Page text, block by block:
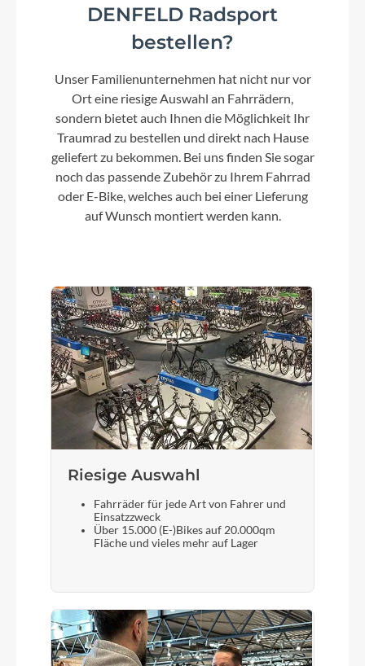
DENFELD Radsport
bestellen?
Unser Familienunternehmen hat nicht nur vor
Ort eine riesige Auswahl an Fahrrädern,
sondern bietet auch Ihnen die Möglichkeit Ihr
Traumrad zu bestellen und direkt nach Hause
geliefert zu bekommen. Bei uns finden Sie sogar
noch das passende Zubehör zu Ihrem Fahrrad
oder E-Bike, welches auch bei einer Lieferung
auf Wunsch montiert werden kann.
Riesige Auswahl
Fahrräder für jede Art von Fahrer und
Einsatzzweck
Über 15.000 (E-)Bikes auf 20.000qm
Fläche und vieles mehr auf Lager